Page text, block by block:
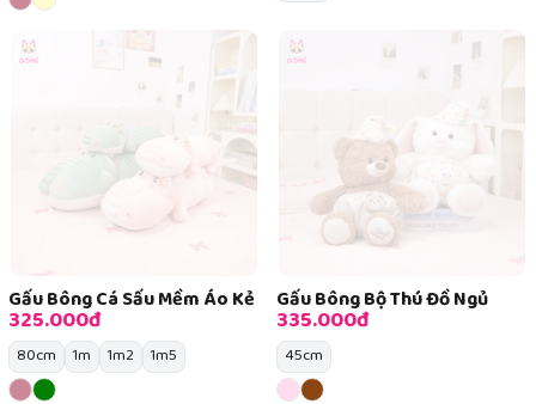
Gấu Bông Cá Sấu Mềm Áo Kẻ
325.000đ
80cm 1m 1m2 1m5
Gấu Bông Bộ Thú Đồ Ngủ
335.000đ
45cm